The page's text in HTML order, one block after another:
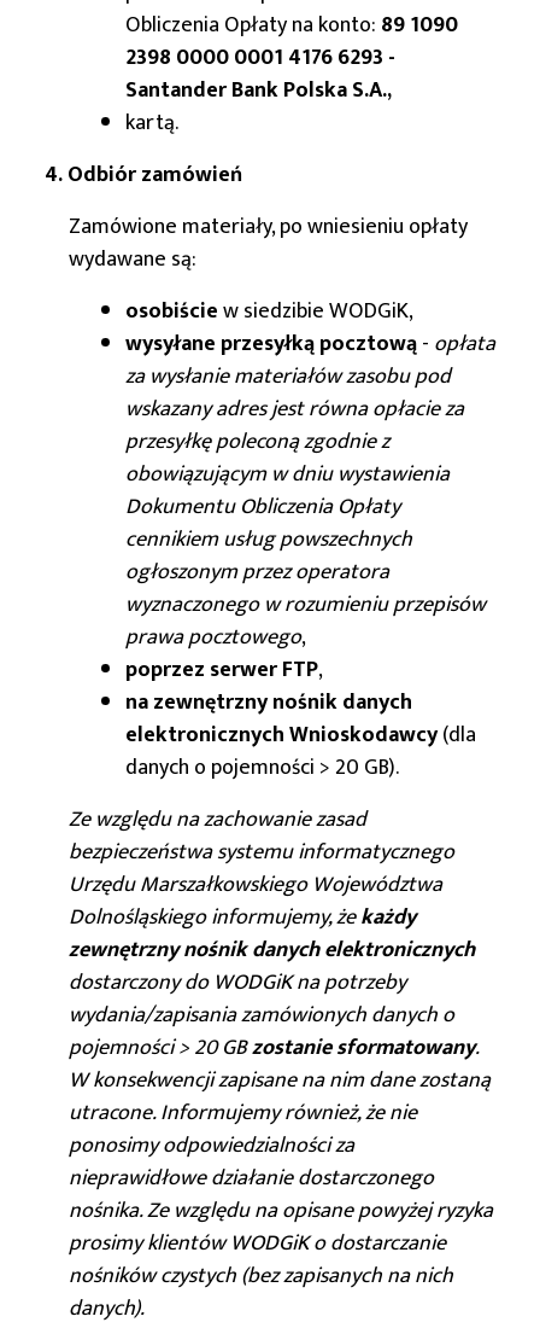
Obliczenia Opłaty na konto: 89 1090
2398 0000 0001 4176 6293 -
Santander Bank Polska S.A.,
kartą.
4. Odbiór zamówień
Zamówione materiały, po wniesieniu opłaty
wydawane są:
osobiściew siedzibie WODGiK,
wysyłane przesyłką pocztową- opłata
za wysłanie materiałów zasobu pod
wskazany adres jest równa opłacie za
przesyłkę poleconą zgodnie z
obowiązującym w dniu wystawienia
Dokumentu Obliczenia Opłaty
cennikiem usług powszechnych
ogłoszonym przez operatora
wyznaczonego w rozumieniu przepisów
prawa pocztowego,
poprzez serwer FTP,
na zewnętrzny nośnik danych
elektronicznych Wnioskodawcy(dla
danych o pojemności > 20 GB).
Ze względu na zachowanie zasad
bezpieczeństwa systemu informatycznego
Urzędu Marszałkowskiego Województwa
Dolnośląskiego informujemy, żekażdy
zewnętrzny nośnik danych elektronicznych
dostarczony do WODGiK na potrzeby
wydania/zapisania zamówionych danych o
pojemności > 20 GBzostanie sformatowany.
W konsekwencji zapisane na nim dane zostaną
utracone. Informujemy również, że nie
ponosimy odpowiedzialności za
nieprawidłowe działanie dostarczonego
nośnika. Ze względu na opisane powyżej ryzyka
prosimy klientów WODGiK o dostarczanie
nośników czystych (bez zapisanych na nich
danych).